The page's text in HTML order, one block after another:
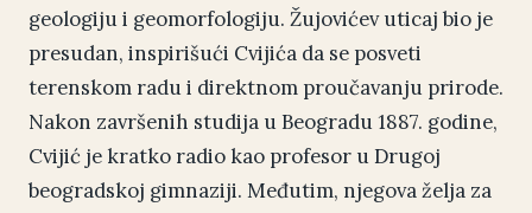
geologiju i geomorfologiju. Žujovićev uticaj bio je
presudan, inspirišući Cvijića da se posveti
terenskom radu i direktnom proučavanju prirode.
Nakon završenih studija u Beogradu 1887. godine,
Cvijić je kratko radio kao profesor u Drugoj
beogradskoj gimnaziji. Međutim, njegova želja za